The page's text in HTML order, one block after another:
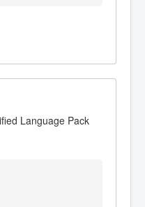
Language Pack